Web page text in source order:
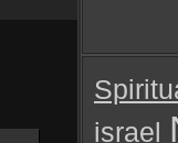
israel